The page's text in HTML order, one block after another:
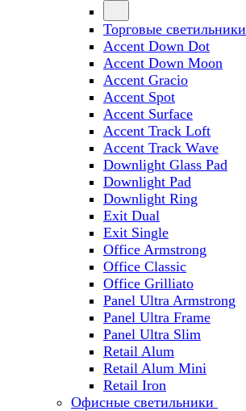
Торговые светильники
Accent Down Dot
Accent Down Moon
Accent Gracio
Accent Spot
Accent Surface
Accent Track Loft
Accent Track Wave
Downlight Glass Pad
Downlight Pad
Downlight Ring
Exit Dual
Exit Single
Office Armstrong
Office Classic
Office Grilliato
Panel Ultra Armstrong
Panel Ultra Frame
Panel Ultra Slim
Retail Alum
Retail Alum Mini
Retail Iron
Офисные светильники